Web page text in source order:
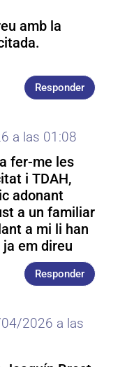
amb la
Responder
a las 01:08
fer-me les
i TDAH,
adonant
a un familiar
a mi li han
em direu
Responder
2026 a las